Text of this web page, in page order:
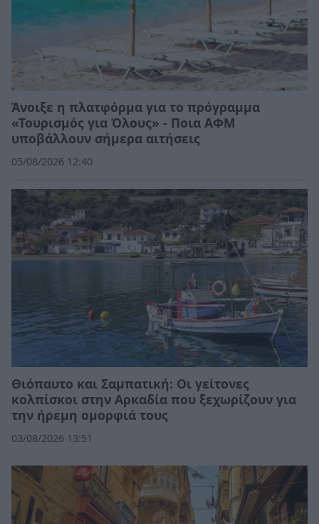
Άνοιξε η πλατφόρμα για το πρόγραμμα
«Τουρισμός για Όλους» - Ποια ΑΦΜ
υποβάλλουν σήμερα αιτήσεις
05/08/2026 12:40
Θιόπαυτο και Σαμπατική: Οι γείτονες
κολπίσκοι στην Αρκαδία που ξεχωρίζουν για
την ήρεμη ομορφιά τους
03/08/2026 13:51